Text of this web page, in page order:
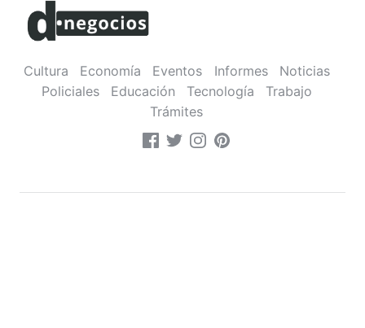
Cultura Economía Eventos Informes
Noticias
Policiales
Educación Tecnología
Trabajo
Trámites